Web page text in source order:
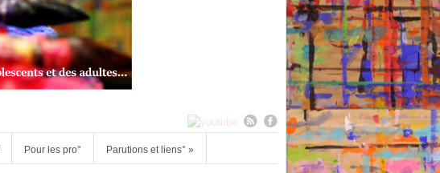
Pour les pro° Parutions et liens° »